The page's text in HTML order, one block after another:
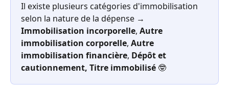
Il existe plusieurs catégories d'immobilisation
selon la nature de la dépense →
Immobilisation incorporelle, Autre
immobilisation corporelle, Autre
immobilisation financière, Dépôt et
cautionnement, Titre immobilisé 🤓